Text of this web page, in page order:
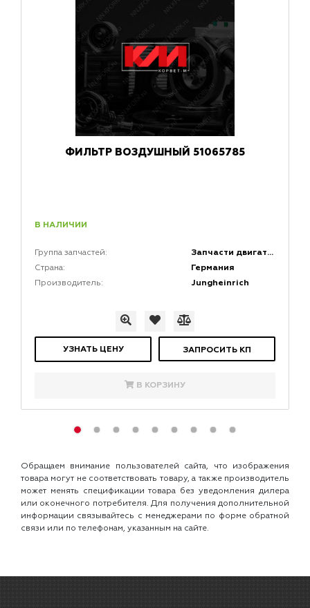
ФИЛЬТР ВОЗДУШНЫЙ 51065785
В НАЛИЧИИ
Группа запчастей: Запчасти двигателей
Страна: Германия
Производитель: Jungheinrich
УЗНАТЬ ЦЕНУ ЗАПРОСИТЬ КП
В КОРЗИНУ
Обращаем внимание пользователей сайта, что изображения
товара могут не соответствовать товару, а также производитель
может менять спецификации товара без уведомления дилера
или оконечного потребителя. Для получения дополнительной
информации связывайтесь с менеджерами по форме обратной
связи или по телефонам, указанным на сайте.